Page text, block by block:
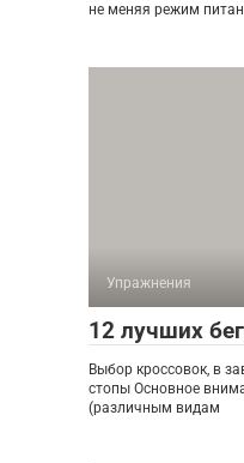
не меняя режим
Упражнения
12 лучших
Выбор кроссовок, в
стопы Основное
(различным видам